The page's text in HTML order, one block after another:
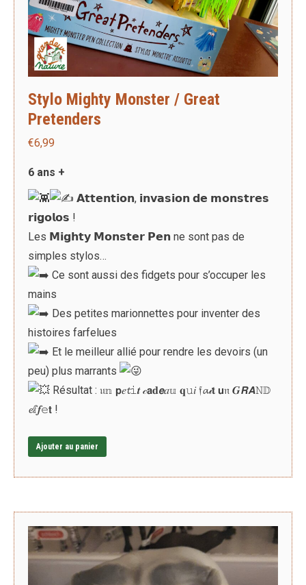
Stylo Mighty Monster / Great
Pretenders
€6,99
6 ans +
𝗔𝘁𝘁𝗲𝗻𝘁𝗶𝗼𝗻, 𝗶𝗻𝘃𝗮𝘀𝗶𝗼𝗻 𝗱𝗲 𝗺𝗼𝗻𝘀𝘁𝗿𝗲𝘀
𝗿𝗶𝗴𝗼𝗹𝗼𝘀 !
Les 𝗠𝗶𝗴𝗵𝘁𝘆 𝗠𝗼𝗻𝘀𝘁𝗲𝗿 𝗣𝗲𝗻 ne sont pas de
simples stylos…
Ce sont aussi des fidgets pour s’occuper les
mains
Des petites marionnettes pour inventer des
histoires farfelues
Et le meilleur allié pour rendre les devoirs (un
peu) plus marrants
Résultat : 𝔲𝕟 𝗽𝑒𝓽𝚒𝒕 𝒸𝗮𝐝𝙚𝑎𝕦 𝐪𝚞𝑖 𝔣𝓪𝒾𝐭 𝘂𝔫 𝑮𝙍𝘼𝙽𝔻
𝓮𝕗𝒇𝚎𝘁 !
Ajouter au panier